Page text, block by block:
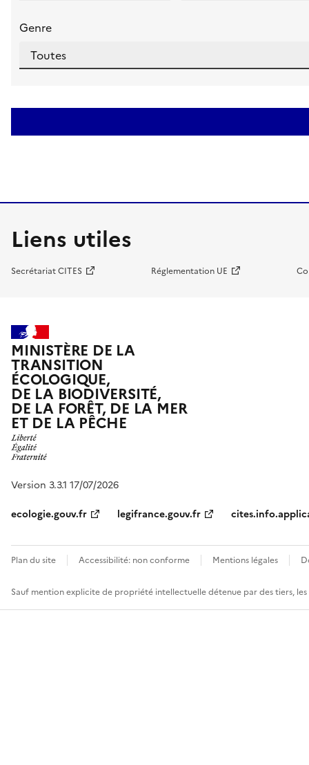
Genre
Liens utiles
Secrétariat CITES Réglementation UE
MINISTÈRE DE LA
TRANSITION
ÉCOLOGIQUE,
DE LA BIODIVERSITÉ,
DE LA FORÊT, DE LA MER
ET DE LA PÊCHE
Version 3.3.1 17/07/2026
ecologie.gouv.fr
legifrance.gouv.fr
Plan du site Accessibilité: non conforme Mentions légales
Sauf mention explicite de propriété intellectuelle détenue par des tiers,